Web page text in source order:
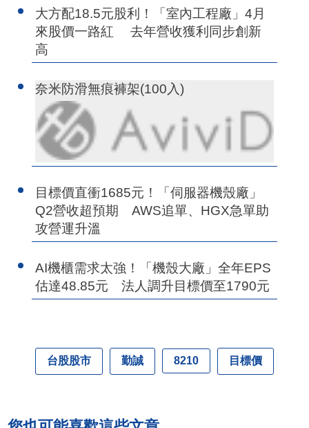
大方配18.5元股利！「室內工程廠」4月
來股價一路紅 去年營收獲利同步創新
高
奈米防滑無痕褲架(100入)
目標價直衝1685元！「伺服器機殼廠」
Q2營收超預期 AWS追單、HGX急單助
攻營運升溫
AI機櫃需求太強！「機殼大廠」全年EPS
估達48.85元 法人調升目標價至1790元
台股股市 勤誠 8210 目標價